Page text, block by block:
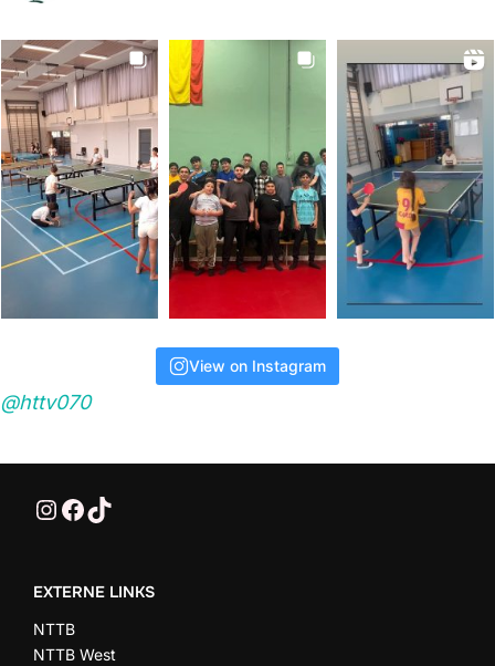
View on Instagram
@httv070
@HTTV070
HTTV-070
HTTV-070
EXTERNE LINKS
NTTB
NTTB West